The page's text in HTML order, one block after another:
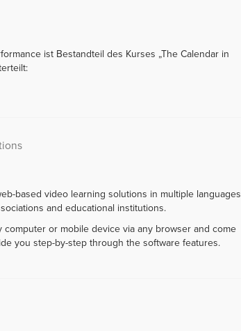
ist Bestandteil des Kurses „The Calendar in
based video learning solutions in multiple languages
and educational institutions.
or mobile device via any browser and come
you step-by-step through the software features.